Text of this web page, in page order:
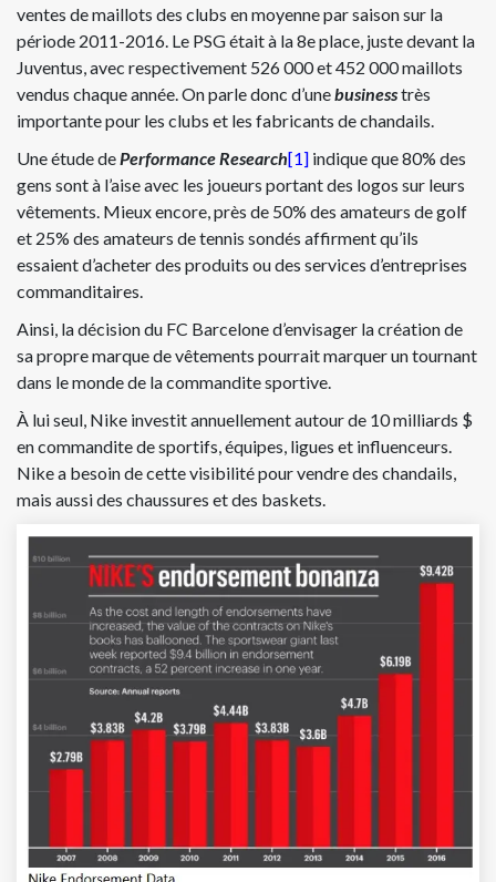
ventes de maillots des clubs en moyenne par saison sur la
période 2011-2016. Le PSG était à la 8e place, juste devant la
Juventus, avec respectivement 526 000 et 452 000 maillots
vendus chaque année. On parle donc d’unebusinesstrès
importante pour les clubs et les fabricants de chandails.
Une étude dePerformance Research[1] indique que 80% des
gens sont à l’aise avec les joueurs portant des logos sur leurs
vêtements. Mieux encore, près de 50% des amateurs de golf
et 25% des amateurs de tennis sondés affirment qu’ils
essaient d’acheter des produits ou des services d’entreprises
commanditaires.
Ainsi, la décision du FC Barcelone d’envisager la création de
sa propre marque de vêtements pourrait marquer un tournant
dans le monde de la commandite sportive.
À lui seul, Nike investit annuellement autour de 10 milliards $
en commandite de sportifs, équipes, ligues et influenceurs.
Nike a besoin de cette visibilité pour vendre des chandails,
mais aussi des chaussures et des baskets.